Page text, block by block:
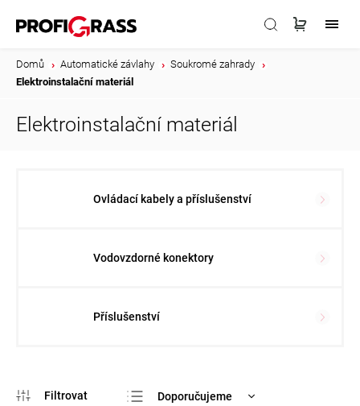
Domů Automatické závlahy Soukromé zahrady
Elektroinstalační materiál
Elektroinstalační materiál
Ovládací kabely a příslušenství
Vodovzdorné konektory
Příslušenství
Doporučujeme